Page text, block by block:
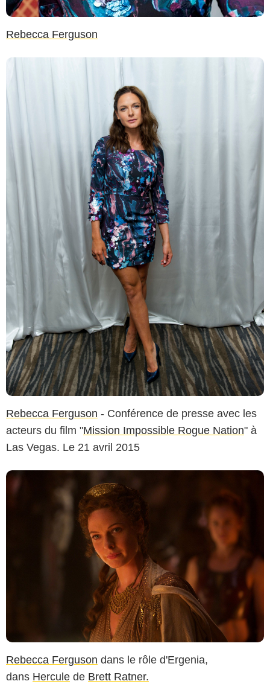
Rebecca Ferguson
Rebecca Ferguson - Conférence de presse avec les
acteurs du film "Mission Impossible Rogue Nation" à
Las Vegas. Le 21 avril 2015
Rebecca Ferguson dans le rôle d'Ergenia,
dans Hercule de Brett Ratner.